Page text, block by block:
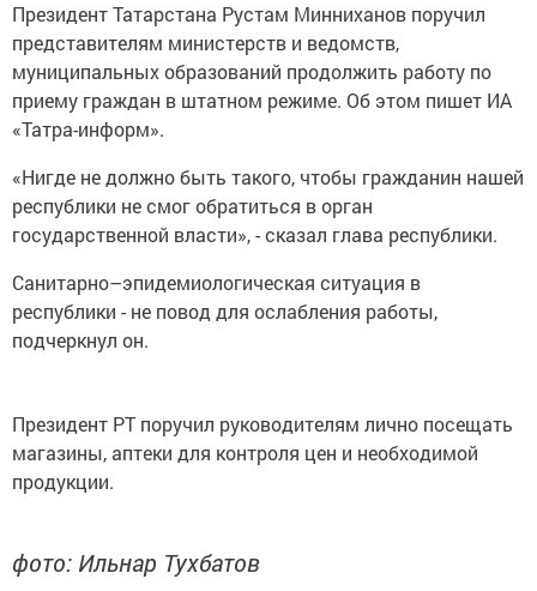
Президент Татарстана Рустам Минниханов поручил
представителям министерств и ведомств,
муниципальных образований продолжить работу по
приему граждан в штатном режиме. Об этом пишет ИА
«Татра-информ».
«Нигде не должно быть такого, чтобы гражданин нашей
республики не смог обратиться в орган
государственной власти», - сказал глава республики.
Санитарно–эпидемиологическая ситуация в
республики - не повод для ослабления работы,
подчеркнул он.
Президент РТ поручил руководителям лично посещать
магазины, аптеки для контроля цен и необходимой
продукции.
фото: Ильнар Тухбатов